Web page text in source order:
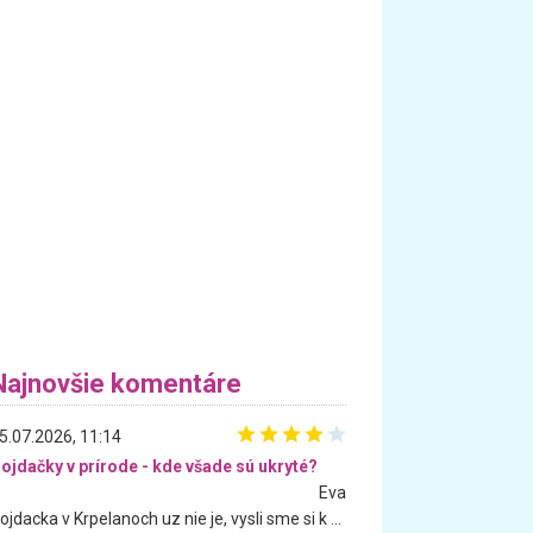
komentáre
11:14
v prírode - kde všade sú ukryté?
Eva